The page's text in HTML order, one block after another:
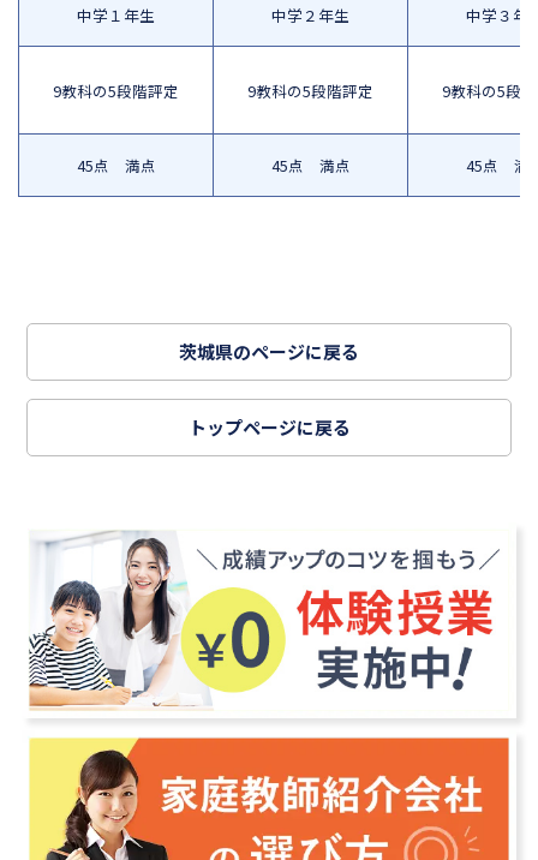
中学１年生
9教科の5段階評定
45点 満点
中学２年生
9教科の5段階評定
45点 満点
中学３年
9教科の5段
45点 満
茨城県のページに戻る
トップページに戻る